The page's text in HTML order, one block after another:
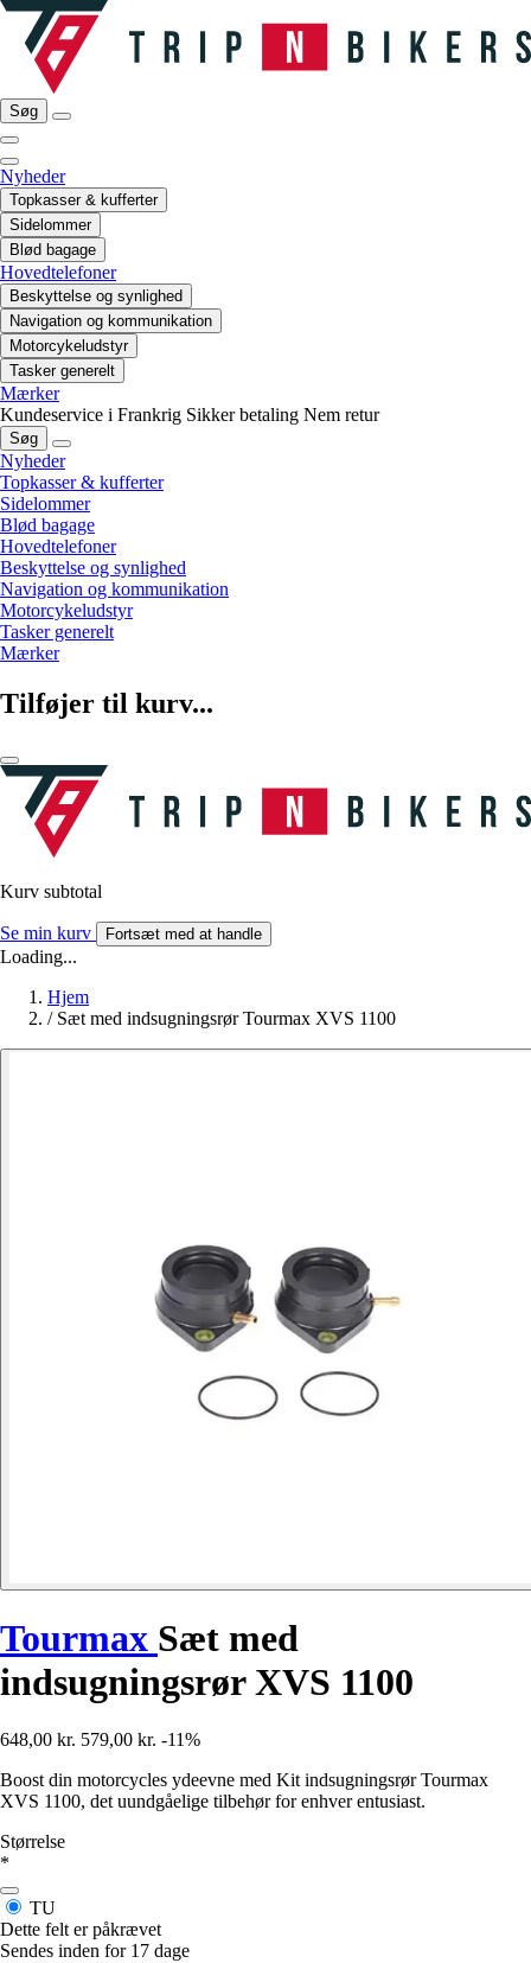
Søg
Nyheder
Topkasser & kufferter
Sidelommer
Blød bagage
Hovedtelefoner
Beskyttelse og synlighed
Navigation og kommunikation
Motorcykeludstyr
Tasker generelt
Mærker
Kundeservice i Frankrig Sikker betaling Nem retur
Søg
Nyheder
Topkasser & kufferter
Sidelommer
Blød bagage
Hovedtelefoner
Beskyttelse og synlighed
Navigation og kommunikation
Motorcykeludstyr
Tasker generelt
Mærker
Tilføjer til kurv...
Kurv subtotal
Se min kurv Fortsæt med at handle
Loading...
Hjem
/ Sæt med indsugningsrør Tourmax XVS 1100
Tourmax Sæt med
indsugningsrør XVS 1100
648,00 kr. 579,00 kr. -11%
Boost din motorcycles ydeevne med Kit indsugningsrør Tourmax
XVS 1100, det uundgåelige tilbehør for enhver entusiast.
Størrelse
*
TU
Dette felt er påkrævet
Sendes inden for 17 dage